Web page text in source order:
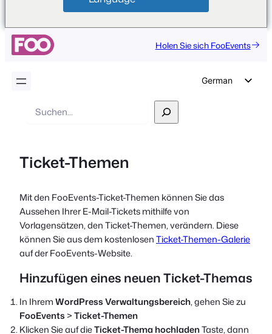
Holen Sie sich FooEvents
German
French
Polish
Czech
Suche
Ticket-Themen
Mit den FooEvents-Ticket-Themen können Sie das
Aussehen Ihrer E-Mail-Tickets mithilfe von
Vorlagensätzen, den Ticket-Themen, verändern. Diese
können Sie aus dem kostenlosenTicket-Themen-Galerie
auf der FooEvents-Website.
Hinzufügen eines neuen Ticket-Themas
In IhremWordPress Verwaltungsbereich, gehen Sie zu
FooEvents>Ticket-Themen
Klicken Sie auf dieTicket-Thema hochladenTaste, dann